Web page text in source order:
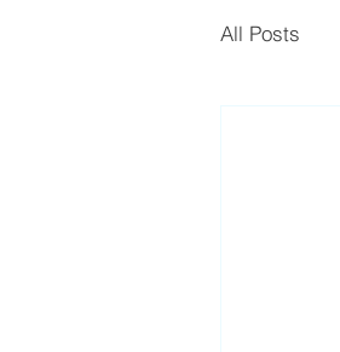
All Posts